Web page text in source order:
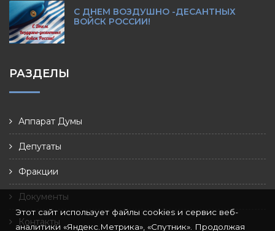
С ДНЕМ ВОЗДУШНО -ДЕСАНТНЫХ
ВОЙСК РОССИИ!
РАЗДЕЛЫ
Аппарат Думы
Депутаты
Фракции
Документы
Контакты
Этот сайт использует файлы cookies и сервис веб-
аналитики «Яндекс.Метрика», «Спутник». Продолжая